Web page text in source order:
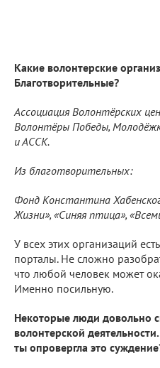
Какие волонтерские
Благотворительные?
Ассоциация Волонтёрских
Волонтёры Победы,
и АССК.
Из благотворительных:
Фонд Константина
Жизни», «Синяя птица»,
У всех этих организаций
порталы. Не сложно
что любой человек может
Именно посильную.
Некоторые люди довольно
волонтерской
ты опровергла это